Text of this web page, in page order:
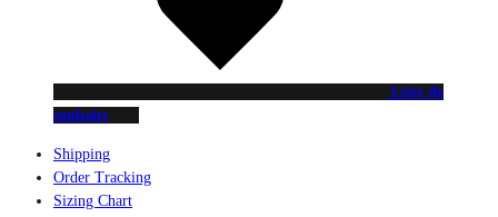
Liste de
souhaits
Shipping
Order Tracking
Sizing Chart